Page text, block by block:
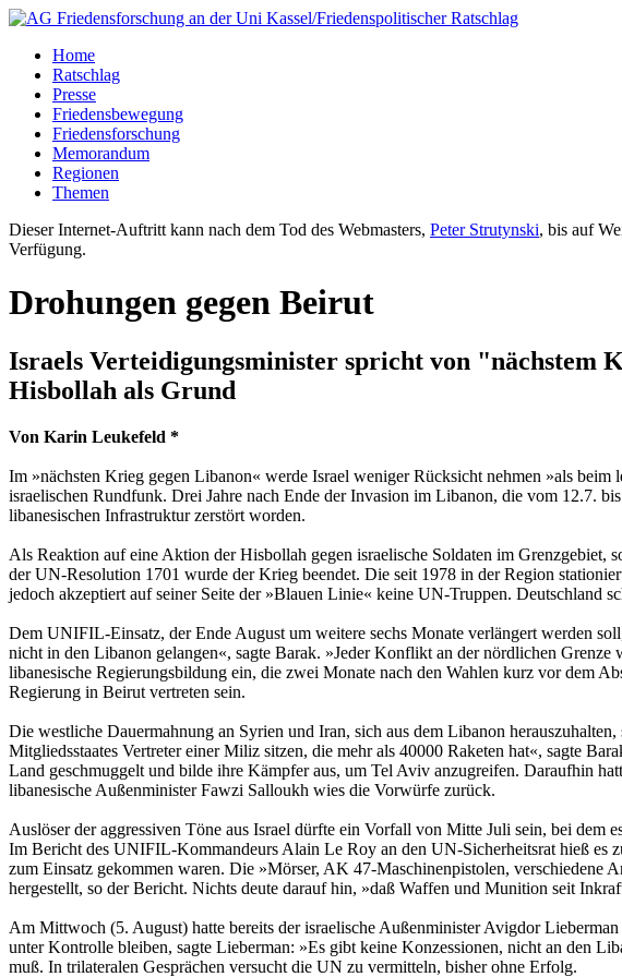
Home
Ratschlag
Presse
Friedensbewegung
Friedensforschung
Memorandum
Regionen
Themen
Dieser Internet-Auftritt kann nach dem Tod des Webmasters, Peter Strutynski, bis auf
Verfügung.
Drohungen gegen Beirut
Israels Verteidigungsminister spricht von "nächstem
Hisbollah als Grund
Von Karin Leukefeld *
Im »nächsten Krieg gegen Libanon« werde Israel weniger Rücksicht nehmen »als
israelischen Rundfunk. Drei Jahre nach Ende der Invasion im Libanon, die vom 12.7.
libanesischen Infrastruktur zerstört worden.
Als Reaktion auf eine Aktion der Hisbollah gegen israelische Soldaten im
der UN-Resolution 1701 wurde der Krieg beendet. Die seit 1978 in der Region
jedoch akzeptiert auf seiner Seite der »Blauen Linie« keine UN-Truppen. Deutschland
Dem UNIFIL-Einsatz, der Ende August um weitere sechs Monate verlängert werden
nicht in den Libanon gelangen«, sagte Barak. »Jeder Konflikt an der nördlichen
libanesische Regierungsbildung ein, die zwei Monate nach den Wahlen kurz vor dem
Regierung in Beirut vertreten sein.
Die westliche Dauermahnung an Syrien und Iran, sich aus dem Libanon
Mitgliedsstaates Vertreter einer Miliz sitzen, die mehr als 40000 Raketen hat«, sagte
Land geschmuggelt und bilde ihre Kämpfer aus, um Tel Aviv anzugreifen. Daraufhin
libanesische Außenminister Fawzi Salloukh wies die Vorwürfe zurück.
Auslöser der aggressiven Töne aus Israel dürfte ein Vorfall von Mitte Juli sein, bei
Im Bericht des UNIFIL-Kommandeurs Alain Le Roy an den UN-Sicherheitsrat hieß es
zum Einsatz gekommen waren. Die »Mörser, AK 47-Maschinenpistolen, verschiedene
hergestellt, so der Bericht. Nichts deute darauf hin, »daß Waffen und Munition seit
Am Mittwoch (5. August) hatte bereits der israelische Außenminister Avigdor
unter Kontrolle bleiben, sagte Lieberman: »Es gibt keine Konzessionen, nicht an den
muß. In trilateralen Gesprächen versucht die UN zu vermitteln, bisher ohne Erfolg.